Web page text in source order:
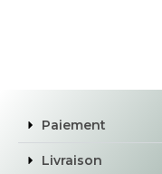
Paiement
Livraison